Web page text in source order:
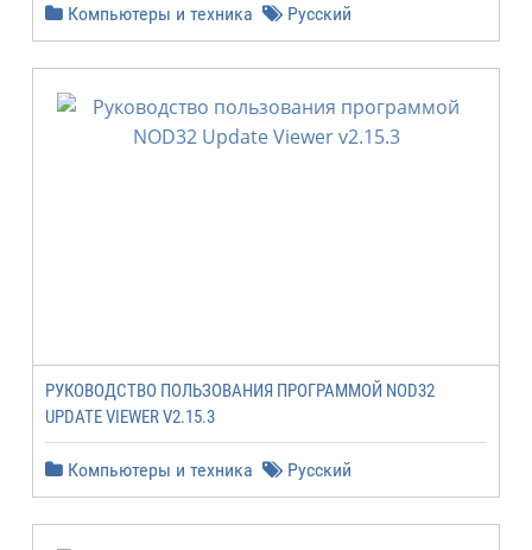
Компьютеры и техника Русский
РУКОВОДСТВО ПОЛЬЗОВАНИЯ ПРОГРАММОЙ NOD32
UPDATE VIEWER V2.15.3
Компьютеры и техника Русский